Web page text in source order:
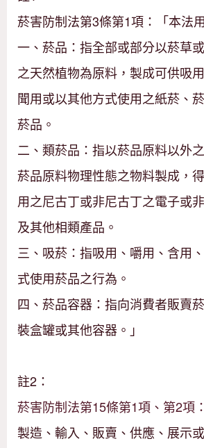
菸害防制法第3條第1項：「本法
一、菸品：指全部或部分以菸草
之天然植物為原料，製成可供吸
聞用或以其他方式使用之紙菸、
菸品。
二、類菸品：指以菸品原料以外
菸品原料物理性態之物料製成，
用之尼古丁或非尼古丁之電子或
及其他相類產品。
三、吸菸：指吸用、嚼用、含用
式使用菸品之行為。
四、菸品容器：指向消費者販賣
裝盒罐或其他容器。」
註2：
菸害防制法第15條第1項、第2項
製造、輸入、販賣、供應、展示